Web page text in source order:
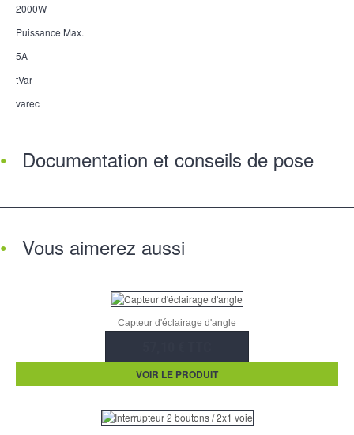
2000W
Puissance Max.
5A
tVar
varec
Documentation et conseils de pose
Vous aimerez aussi
Capteur d'éclairage d'angle
VOIR LE PRODUIT